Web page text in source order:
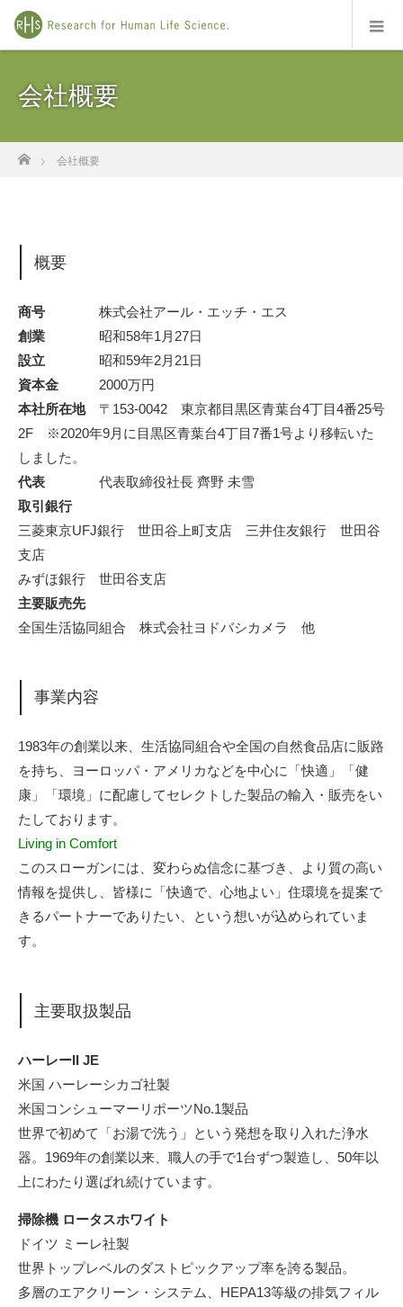
会社概要
ホーム
会社概要
概要
商号 株式会社アール・エッチ・エス
創業 昭和58年1月27日
設立 昭和59年2月21日
資本金 2000万円
本社所在地〒153-0042 東京都目黒区青葉台4丁目4番25号
2F ※2020年9月に目黒区青葉台4丁目7番1号より移転いた
しました。
代表 代表取締役社長 齊野 未雪
取引銀行
三菱東京UFJ銀行 世田谷上町支店 三井住友銀行 世田谷
支店
みずほ銀行 世田谷支店
主要販売先
全国生活協同組合 株式会社ヨドバシカメラ 他
事業内容
1983年の創業以来、生活協同組合や全国の自然食品店に販路
を持ち、ヨーロッパ・アメリカなどを中心に「快適」「健
康」「環境」に配慮してセレクトした製品の輸入・販売をい
たしております。
Living in Comfort
このスローガンには、変わらぬ信念に基づき、より質の高い
情報を提供し、皆様に「快適で、心地よい」住環境を提案で
きるパートナーでありたい、という想いが込められていま
す。
主要取扱製品
ハーレーII JE
米国 ハーレーシカゴ社製
米国コンシューマーリポーツNo.1製品
世界で初めて「お湯で洗う」という発想を取り入れた浄水
器。1969年の創業以来、職人の手で1台ずつ製造し、50年以
上にわたり選ばれ続けています。
掃除機 ロータスホワイト
ドイツ ミーレ社製
世界トップレベルのダストピックアップ率を誇る製品。
多層のエアクリーン・システム、HEPA13等級の排気フィル